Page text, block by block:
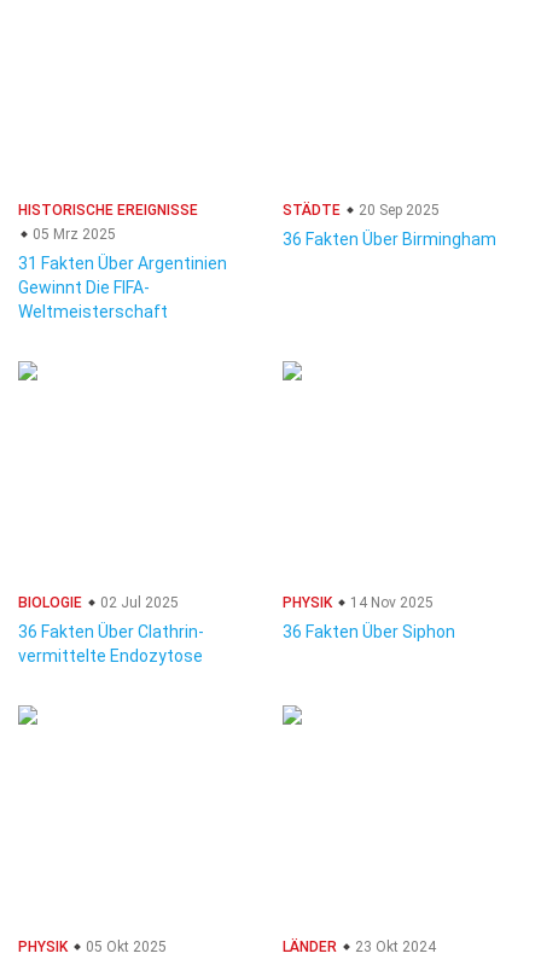
HISTORISCHE EREIGNISSE
05 Mrz 2025
31 Fakten Über Argentinien
Gewinnt Die FIFA-
Weltmeisterschaft
STÄDTE 20 Sep 2025
36 Fakten Über Birmingham
BIOLOGIE 02 Jul 2025
36 Fakten Über Clathrin-
vermittelte Endozytose
PHYSIK 14 Nov 2025
36 Fakten Über Siphon
PHYSIK 05 Okt 2025 LÄNDER 23 Okt 2024